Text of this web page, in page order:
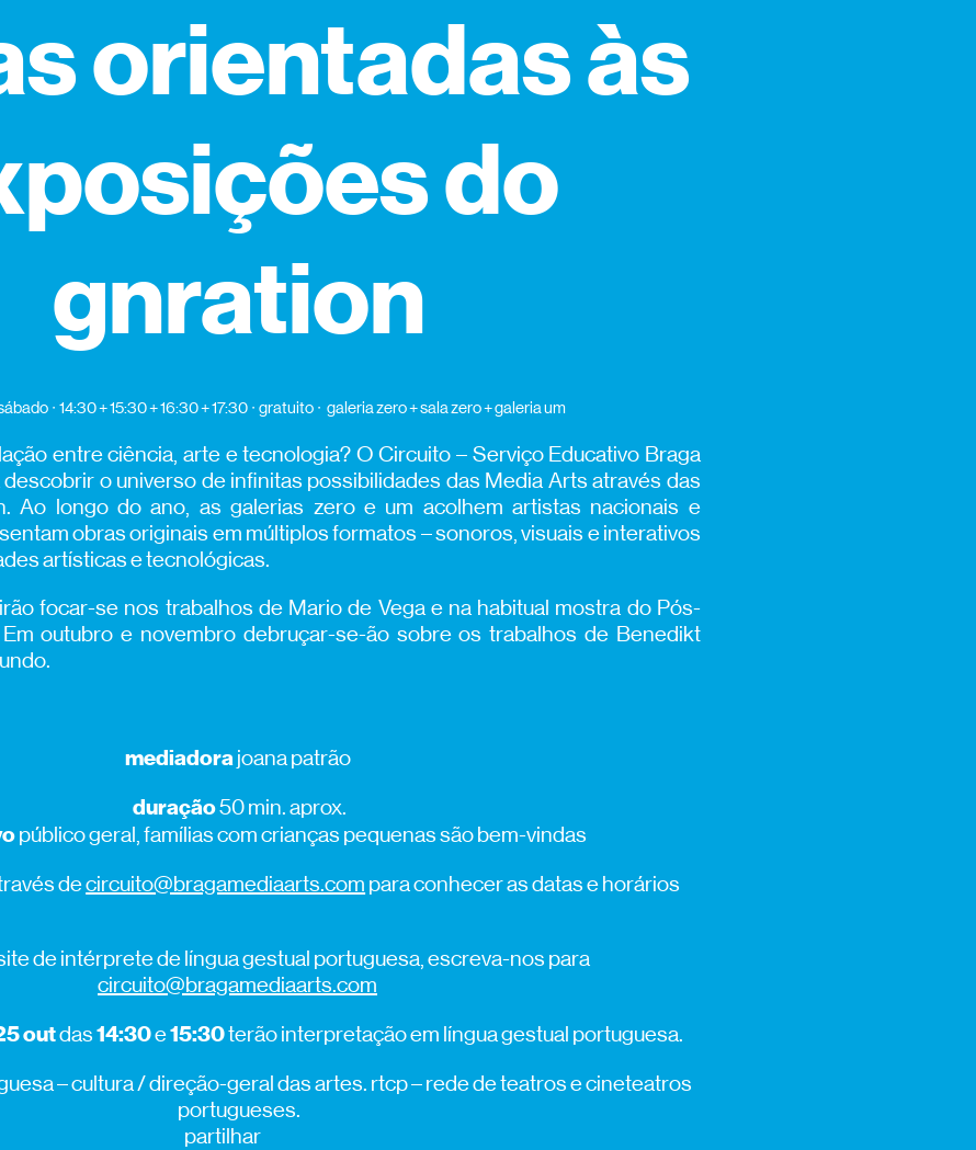
orientadas às
do
gnration
14:30 + 15:30 + 16:30 + 17:30 gratuito galeria zero + sala zero + galeria um
entre ciência, arte e tecnologia? O Circuito – Serviço Educativo Braga
o universo de infinitas possibilidades das Media Arts através das
Ao longo do ano, as galerias zero e um acolhem artistas nacionais e
obras originais em múltiplos formatos – sonoros, visuais e interativos
artísticas e tecnológicas.
focar-se nos trabalhos de Mario de Vega e na habitual mostra do Pós-
outubro e novembro debruçar-se-ão sobre os trabalhos de Benedikt
mediadorajoana patrão
duração50 min. aprox.
público geral, famílias com crianças pequenas são bem-vindas
decircuito@bragamediaarts.com para conhecer as datas e horários
de intérprete de língua gestual portuguesa, escreva-nos para
circuito@bragamediaarts.com
outdas14:30e15:30terão interpretação em língua gestual portuguesa.
– cultura / direção-geral das artes. rtcp – rede de teatros e cineteatros
portugueses.
partilhar